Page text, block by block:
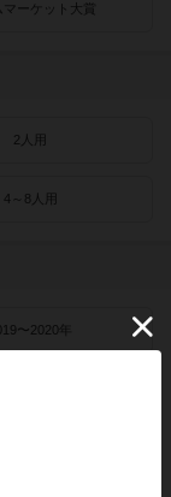
ーケット大賞
2人用
4～8人用
〜2020年